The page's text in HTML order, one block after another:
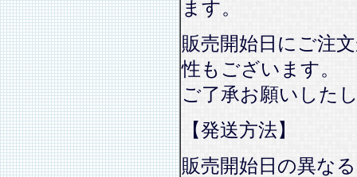
ます。
販売開始日にご注
性もございます。
ご了承お願いした
【発送方法】
販売開始日の異な